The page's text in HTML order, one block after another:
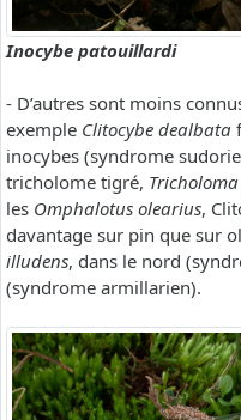
Inocybe patouillardi
- D’autres sont moins
exemple Clitocybe dealbata
inocybes (syndrome
tricholome tigré,
les Omphalotus olearius,
davantage sur pin que sur
illudens, dans le nord
(syndrome armillarien).